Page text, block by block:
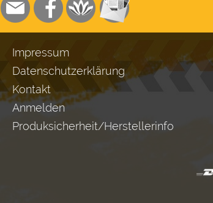
Impressum
Datenschutzerklärung
Kontakt
Anmelden
Produksicherheit/Herstellerinfo